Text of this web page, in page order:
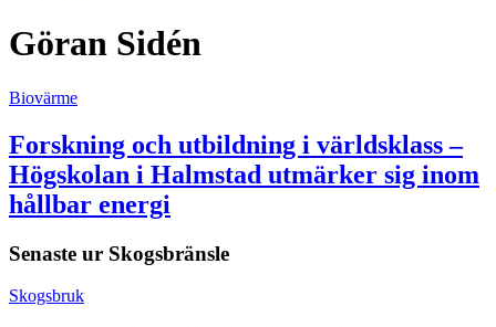
Göran Sidén
Biovärme
Forskning och utbildning i världsklass –
Högskolan i Halmstad utmärker sig inom
hållbar energi
Senaste ur Skogsbränsle
Skogsbruk